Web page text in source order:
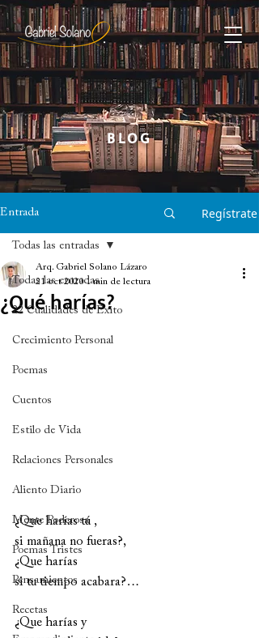
BLOG
Entrada Regístrate
Todas las entradas
22 Cualidades de Éxito
Crecimiento Personal
Poemas
Cuentos
Estilo de Vida
Relaciones Personales
Aliento Diario
Mente Poderosa
Poemas Tristes
Pensamientos
Recetas
Todas las entradas
¿Qué harías?
Arq. Gabriel Solano Lázaro
21 oct 2020 1 min de lectura
¿Que harías tú ,
si mañana no fueras?,
¿Que harías
si tu tiempo acabara?…
¿Que harías y